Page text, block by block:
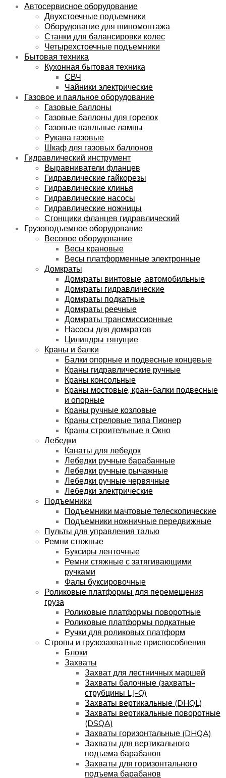
Автосервисное оборудование
Двухстоечные подъемники
Оборудование для шиномонтажа
Станки для балансировки колес
Четырехстоечные подъемники
Бытовая техника
Кухонная бытовая техника
СВЧ
Чайники электрические
Газовое и паяльное оборудование
Газовые баллоны
Газовые баллоны для горелок
Газовые паяльные лампы
Рукава газовые
Шкаф для газовых баллонов
Гидравлический инструмент
Выравниватели фланцев
Гидравлические гайкорезы
Гидравлические клинья
Гидравлические насосы
Гидравлические ножницы
Сгонщики фланцев гидравлический
Грузоподъемное оборудование
Весовое оборудование
Весы крановые
Весы платформенные электронные
Домкраты
Домкраты винтовые, автомобильные
Домкраты гидравлические
Домкраты подкатные
Домкраты реечные
Домкраты трансмиссионные
Насосы для домкратов
Цилиндры тянущие
Краны и балки
Балки опорные и подвесные концевые
Краны гидравлические ручные
Краны консольные
Краны мостовые, кран-балки подвесные
и опорные
Краны ручные козловые
Краны стреловые типа Пионер
Краны строительные в Окно
Лебедки
Канаты для лебедок
Лебедки ручные барабанные
Лебедки ручные рычажные
Лебедки ручные червячные
Лебедки электрические
Подъемники
Подъемники мачтовые телескопические
Подъемники ножничные передвижные
Пульты для управления талью
Ремни стяжные
Буксиры ленточные
Ремни стяжные с затягивающими
ручками
Фалы буксировочные
Роликовые платформы для перемещения
груза
Роликовые платформы поворотные
Роликовые платформы подкатные
Ручки для роликовых платформ
Стропы и грузозахватные приспособления
Блоки
Захваты
Захват для лестничных маршей
Захваты балочные (захваты-
струбцины LJ-Q)
Захваты вертикальные (DHQL)
Захваты вертикальные поворотные
(DSQA)
Захваты горизонтальные (DHQA)
Захваты для вертикального
подъема барабанов
Захваты для горизонтального
подъема барабанов